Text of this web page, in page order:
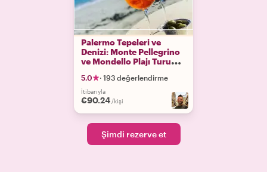
Palermo Tepeleri ve
Denizi: Monte Pellegrino
ve Mondello Plajı Turu
5.0 · 193 değerlendirme
İtibarıyla
€90.24 /kişi
Şimdi rezerve et